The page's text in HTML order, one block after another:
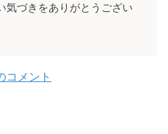
気づきをありがとうござい
コメント